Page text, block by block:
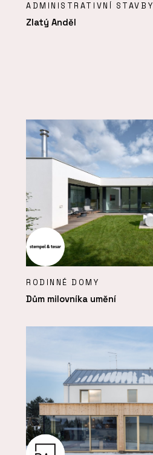
ADMINISTRATIVNÍ STAVBY
Zlatý Anděl
RODINNÉ DOMY
Dům milovníka umění